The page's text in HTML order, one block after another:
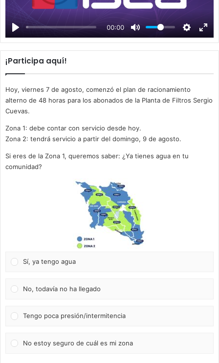
00:00
a
y
¡Participa aquí!
Hoy, viernes 7 de agosto, comenzó el plan de racionamiento
alterno de 48 horas para los abonados de la Planta de Filtros Sergio
Cuevas.
Zona 1: debe contar con servicio desde hoy.
Zona 2: tendrá servicio a partir del domingo, 9 de agosto.
Si eres de la Zona 1, queremos saber: ¿Ya tienes agua en tu
comunidad?
Sí, ya tengo agua
No, todavía no ha llegado
Tengo poca presión/intermitencia
No estoy seguro de cuál es mi zona